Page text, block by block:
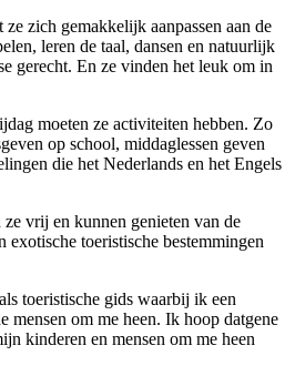
ze zich gemakkelijk aanpassen aan de
leren de taal, dansen en natuurlijk
gerecht. En ze vinden het leuk om in
moeten ze activiteiten hebben. Zo
op school, middaglessen geven
die het Nederlands en het Engels
ze vrij en kunnen genieten van de
exotische toeristische bestemmingen
toeristische gids waarbij ik een
mensen om me heen. Ik hoop datgene
kinderen en mensen om me heen